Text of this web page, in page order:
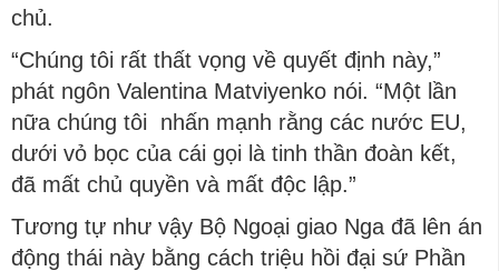
chủ.
“Chúng tôi rất thất vọng về quyết định này,”
phát ngôn Valentina Matviyenko nói. “Một lần
nữa chúng tôi nhấn mạnh rằng các nước EU,
dưới vỏ bọc của cái gọi là tinh thần đoàn kết,
đã mất chủ quyền và mất độc lập.”
Tương tự như vậy Bộ Ngoại giao Nga đã lên án
động thái này bằng cách triệu hồi đại sứ Phần